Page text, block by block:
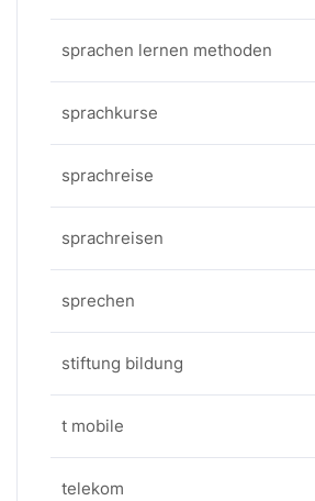
sprachen lernen methoden
sprachkurse
sprachreise
sprachreisen
sprechen
stiftung bildung
t mobile
telekom